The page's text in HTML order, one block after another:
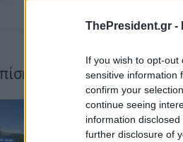
ThePresident.gr -
If you wish to opt-
sensitive information
confirm your
continue seeing
information
further disclosure of